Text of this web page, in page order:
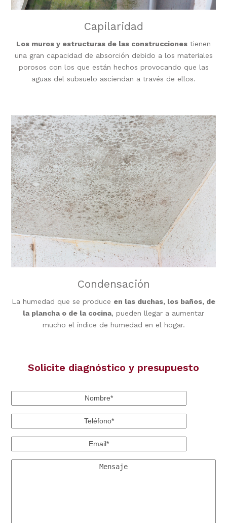
Capilaridad
Los muros y estructuras de las construcciones tienen
una gran capacidad de absorción debido a los materiales
porosos con los que están hechos provocando que las
aguas del subsuelo asciendan a través de ellos.
Condensación
La humedad que se produce en las duchas, los baños, de
la plancha o de la cocina, pueden llegar a aumentar
mucho el índice de humedad en el hogar.
Solicite diagnóstico y presupuesto